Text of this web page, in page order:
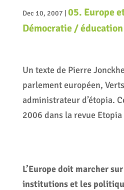
Dec 10, 2007 05. Europe
Démocratie /
Un texte de Pierre
parlement européen,
administrateur d’étopia.
2006 dans la revue Etopia
L’Europe doit marcher
institutions et les